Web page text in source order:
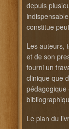
depuis
constitue
Les auteurs,
et de son
fourni un
clinique que
Le plan du